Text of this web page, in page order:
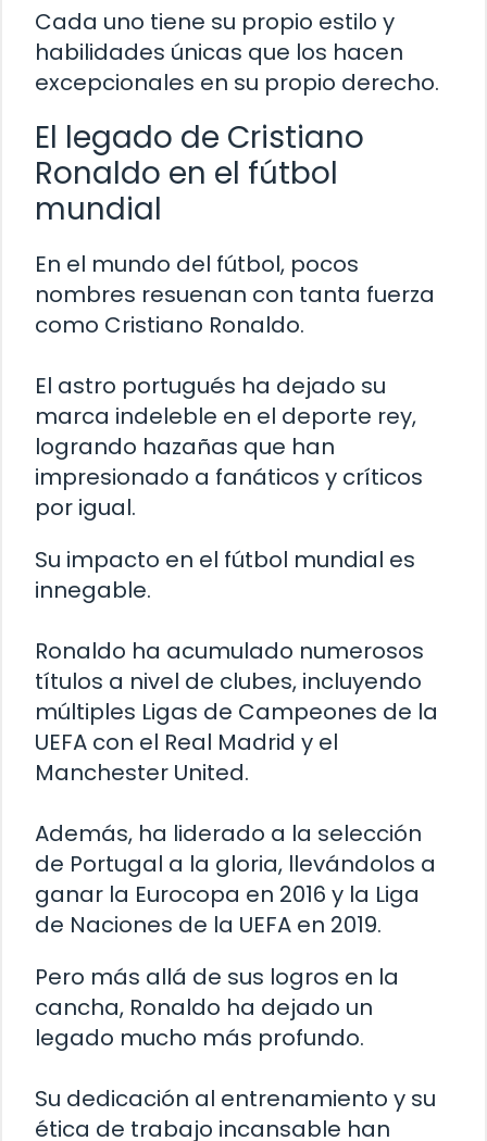
Cada uno tiene su propio estilo y
habilidades únicas que los hacen
excepcionales en su propio derecho.
El legado de Cristiano
Ronaldo en el fútbol
mundial
En el mundo del fútbol, pocos
nombres resuenan con tanta fuerza
como Cristiano Ronaldo.
El astro portugués ha dejado su
marca indeleble en el deporte rey,
logrando hazañas que han
impresionado a fanáticos y críticos
por igual.
Su impacto en el fútbol mundial es
innegable.
Ronaldo ha acumulado numerosos
títulos a nivel de clubes, incluyendo
múltiples Ligas de Campeones de la
UEFA con el Real Madrid y el
Manchester United.
Además, ha liderado a la selección
de Portugal a la gloria, llevándolos a
ganar la Eurocopa en 2016 y la Liga
de Naciones de la UEFA en 2019.
Pero más allá de sus logros en la
cancha, Ronaldo ha dejado un
legado mucho más profundo.
Su dedicación al entrenamiento y su
ética de trabajo incansable han